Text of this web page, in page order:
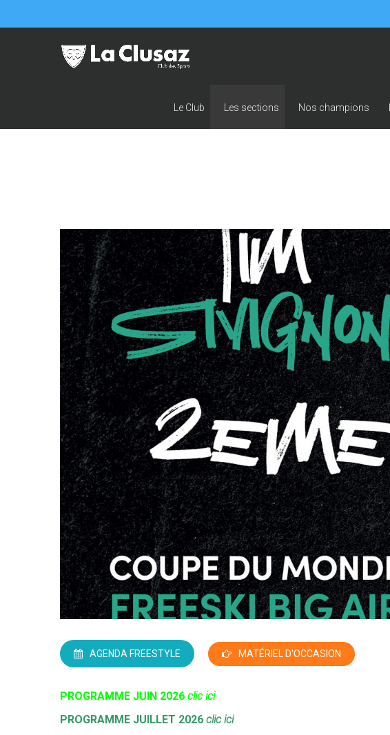
Le Club Les sections Nos champions
AGENDA FREESTYLE MATÉRIEL D'OCCASION
PROGRAMME JUIN 2026 clic ici
PROGRAMME JUILLET 2026 clic ici